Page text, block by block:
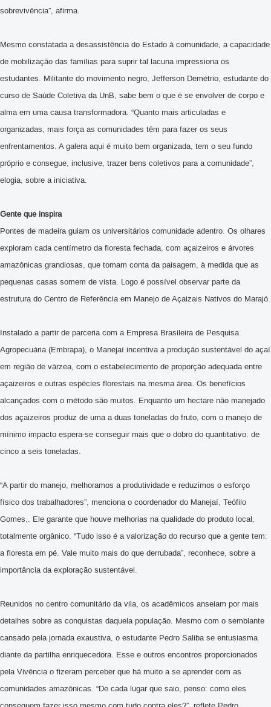
sobrevivência”, afirma.
Mesmo constatada a desassistência do Estado à comunidade, a capacidade
de mobilização das famílias para suprir tal lacuna impressiona os
estudantes. Militante do movimento negro, Jefferson Demétrio, estudante do
curso de Saúde Coletiva da UnB, sabe bem o que é se envolver de corpo e
alma em uma causa transformadora. “Quanto mais articuladas e
organizadas, mais força as comunidades têm para fazer os seus
enfrentamentos. A galera aqui é muito bem organizada, tem o seu fundo
próprio e consegue, inclusive, trazer bens coletivos para a comunidade”,
elogia, sobre a iniciativa.
Gente que inspira
Pontes de madeira guiam os universitários comunidade adentro. Os olhares
exploram cada centímetro da floresta fechada, com açaizeiros e árvores
amazônicas grandiosas, que tomam conta da paisagem, à medida que as
pequenas casas somem de vista. Logo é possível observar parte da
estrutura do Centro de Referência em Manejo de Açaizais Nativos do Marajó.
Instalado a partir de parceria com a Empresa Brasileira de Pesquisa
Agropecuária (Embrapa), o Manejaí incentiva a produção sustentável do açaí
em região de várzea, com o estabelecimento de proporção adequada entre
açaizeiros e outras espécies florestais na mesma área. Os benefícios
alcançados com o método são muitos. Enquanto um hectare não manejado
dos açaizeiros produz de uma a duas toneladas do fruto, com o manejo de
mínimo impacto espera-se conseguir mais que o dobro do quantitativo: de
cinco a seis toneladas.
“A partir do manejo, melhoramos a produtividade e reduzimos o esforço
físico dos trabalhadores”, menciona o coordenador do Manejaí, Teófilo
Gomes,. Ele garante que houve melhorias na qualidade do produto local,
totalmente orgânico. “Tudo isso é a valorização do recurso que a gente tem:
a floresta em pé. Vale muito mais do que derrubada”, reconhece, sobre a
importância da exploração sustentável.
Reunidos no centro comunitário da vila, os acadêmicos anseiam por mais
detalhes sobre as conquistas daquela população. Mesmo com o semblante
cansado pela jornada exaustiva, o estudante Pedro Saliba se entusiasma
diante da partilha enriquecedora. Esse e outros encontros proporcionados
pela Vivência o fizeram perceber que há muito a se aprender com as
comunidades amazônicas. “De cada lugar que saio, penso: como eles